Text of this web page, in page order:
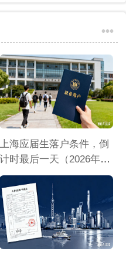
•••
上海应届生落户条件，倒
计时最后一天（2026年上
海应届生落户）